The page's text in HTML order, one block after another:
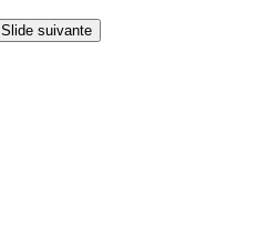
Slide suivante